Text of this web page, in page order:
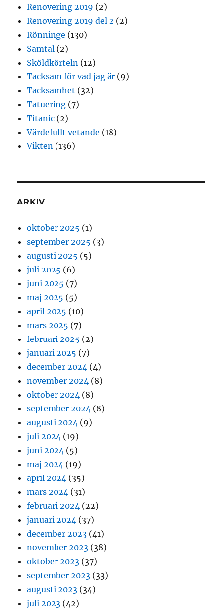
Renovering 2019 (2)
Renovering 2019 del 2 (2)
Rönninge (130)
Samtal (2)
Sköldkörteln (12)
Tacksam för vad jag är (9)
Tacksamhet (32)
Tatuering (7)
Titanic (2)
Värdefullt vetande (18)
Vikten (136)
ARKIV
oktober 2025 (1)
september 2025 (3)
augusti 2025 (5)
juli 2025 (6)
juni 2025 (7)
maj 2025 (5)
april 2025 (10)
mars 2025 (7)
februari 2025 (2)
januari 2025 (7)
december 2024 (4)
november 2024 (8)
oktober 2024 (8)
september 2024 (8)
augusti 2024 (9)
juli 2024 (19)
juni 2024 (5)
maj 2024 (19)
april 2024 (35)
mars 2024 (31)
februari 2024 (22)
januari 2024 (37)
december 2023 (41)
november 2023 (38)
oktober 2023 (37)
september 2023 (33)
augusti 2023 (34)
juli 2023 (42)